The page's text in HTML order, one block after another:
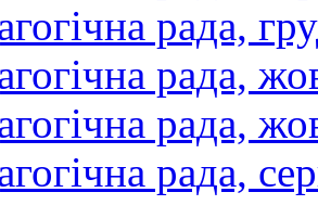
рада,
рада,
рада,
рада,